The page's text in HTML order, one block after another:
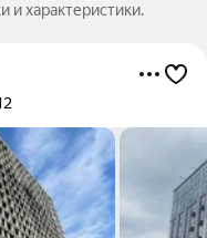
и характеристики.